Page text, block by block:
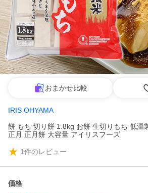
おまかせ比較
IRIS OHYAMA
餅 もち 切り餅 1.8kg お餅 生切りもち 低温
正月 正月餅 大容量 アイリスフーズ
1件のレビュー
価格